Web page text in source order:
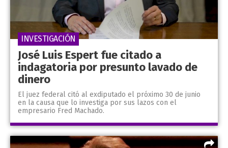
José Luis Espert fue citado a
indagatoria por presunto lavado de
dinero
El juez federal citó al exdiputado el próximo 30 de junio
en la causa que lo investiga por sus lazos con el
empresario Fred Machado.
INVESTIGACIÓN